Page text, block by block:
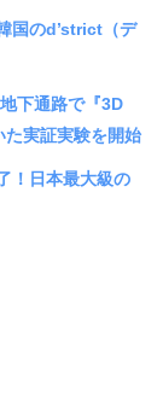
国のd’strict（デ
下通路で『3D
実証実験を開始
！日本最大級の